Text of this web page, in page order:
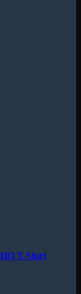
T-Shirt